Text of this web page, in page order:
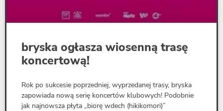
bryska ogłasza wiosenną trasę
koncertową!
Rok po sukcesie poprzedniej, wyprzedanej trasy, bryska
zapowiada nową serię koncertów klubowych! Podobnie
jak najnowsza płyta „biorę wdech (hikikomori)”